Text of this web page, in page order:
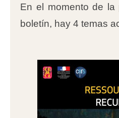
En el momento de la
boletín, hay 4 temas